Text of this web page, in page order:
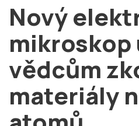
# Brno
# volby
login PŘIHLÁSIT SE
Zapomněli jste heslo?
Nový
mikroskop
vědcům
materiály